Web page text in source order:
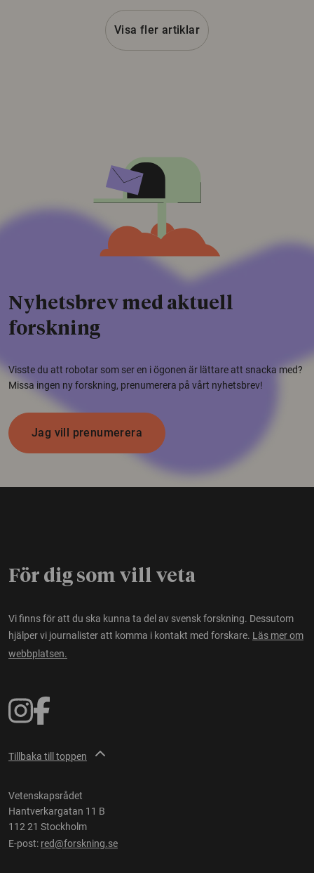
Visa fler artiklar
Nyhetsbrev med aktuell
forskning
Visste du att robotar som ser en i ögonen är lättare att snacka med?
Missa ingen ny forskning, prenumerera på vårt nyhetsbrev!
Jag vill prenumerera
För dig som vill veta
Vi finns för att du ska kunna ta del av svensk forskning. Dessutom
hjälper vi journalister att komma i kontakt med forskare. Läs mer om
webbplatsen.
Tillbaka till toppen
Vetenskapsrådet
Hantverkargatan 11 B
112 21 Stockholm
E-post: red@forskning.se